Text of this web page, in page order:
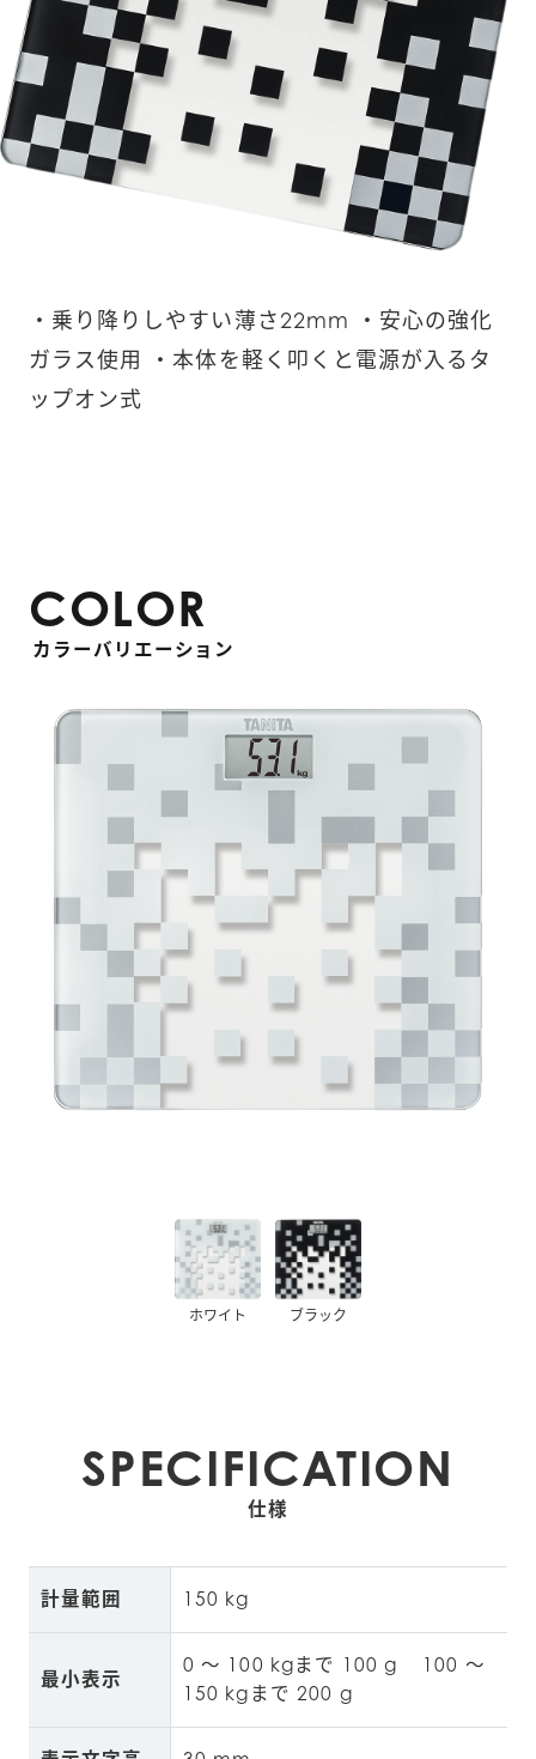
・乗り降りしやすい薄さ22mm ・安心の強化
ガラス使用 ・本体を軽く叩くと電源が入るタ
ップオン式
COLOR
カラーバリエーション
ホワイト ブラック
SPECIFICATION
仕様
計量範囲 150 kg
最小表示
0 ～ 100 kgまで 100 g    100 ～
150 kgまで 200 g